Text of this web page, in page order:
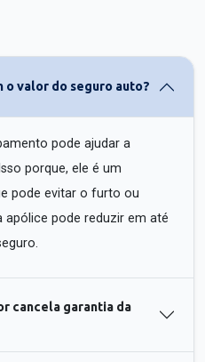
o valor do seguro auto?
pode ajudar a
porque, ele é um
pode evitar o furto ou
apólice pode reduzir em até
cancela garantia da